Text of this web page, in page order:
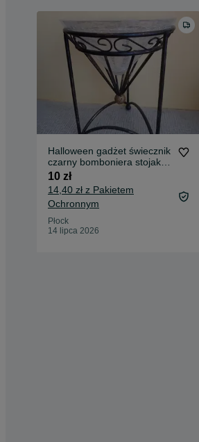
Halloween gadżet świecznik
czarny bomboniera stojak
antyk bibelot
10 zł
14,40 zł z Pakietem
Ochronnym
Płock
14 lipca 2026